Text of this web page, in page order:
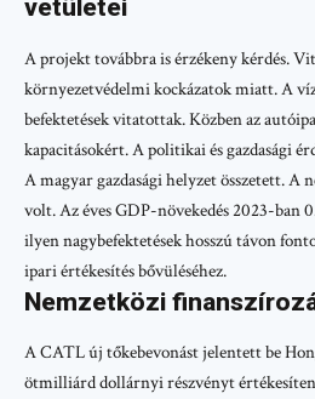
vetületei
A projekt továbbra is érzékeny kérdés.
környezetvédelmi kockázatok miatt. A
befektetések vitatottak. Közben az
kapacitásokért. A politikai és gazdasági
A magyar gazdasági helyzet összetett. A
volt. Az éves GDP-növekedés 2023-ban
ilyen nagybefektetések hosszú távon
ipari értékesítés bővüléséhez.
Nemzetközi
A CATL új tőkebevonást jelentett be
ötmilliárd dollárnyi részvényt